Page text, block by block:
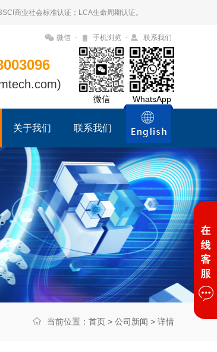
商业社会标准认证；LCA生命周期认证。
微信 - 手机浏览 - 联系我们
微信 WhatsApp
关于我们 联系我们
当前位置： 首页 > 公司新闻 > 详情